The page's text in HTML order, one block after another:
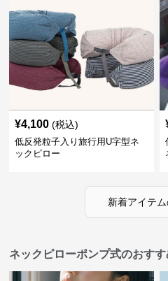
¥4,100 (税込)
低反発粒子入り旅行用U字型ネ
ックピロー
新着アイテ
ネックピローポンプ式のおす